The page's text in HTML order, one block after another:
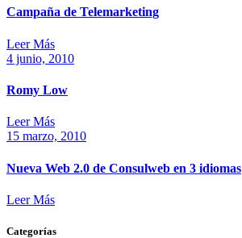
Campaña de Telemarketing
Leer Más
4 junio, 2010
Romy Low
Leer Más
15 marzo, 2010
Nueva Web 2.0 de Consulweb en 3 idiomas
Leer Más
Categorías